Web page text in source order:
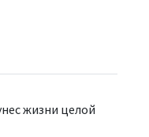
жизни целой